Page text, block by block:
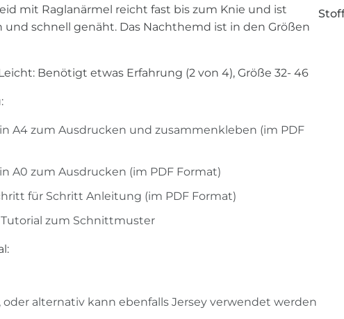
mit Raglanärmel reicht fast bis zum Knie und ist
und schnell genäht. Das Nachthemd ist in den Größen
Benötigt etwas Erfahrung (2 von 4), Größe 32- 46
A4 zum Ausdrucken und zusammenkleben (im PDF
A0 zum Ausdrucken (im PDF Format)
für Schritt Anleitung (im PDF Format)
Tutorial zum Schnittmuster
alternativ kann ebenfalls Jersey verwendet werden